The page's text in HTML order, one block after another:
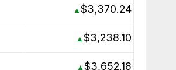
▲$3,370.24
▲$3,238.10
▲$3,652.18